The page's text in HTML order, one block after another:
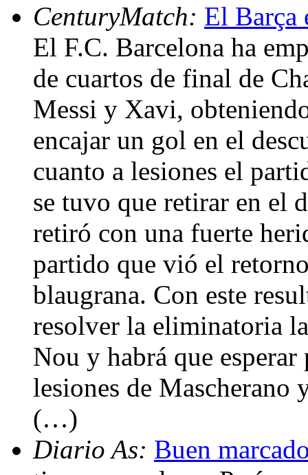
CenturyMatch: El Barça
El F.C. Barcelona ha
de cuartos de final de
Messi y Xavi,
encajar un gol en el
cuanto a lesiones el
se tuvo que retirar en el
retiró con una fuerte
partido que vió el
blaugrana. Con este
resolver la eliminatoria
Nou y habrá que esperar
lesiones de Mascherano
(…)
Diario As: Buen